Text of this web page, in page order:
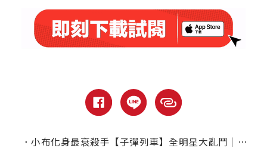
． 小布化身最衰殺手【子彈列車】全明星大亂鬥｜本周上線、電視首播推薦